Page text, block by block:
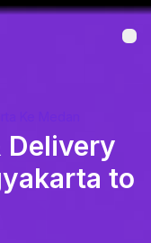
Delivery
to